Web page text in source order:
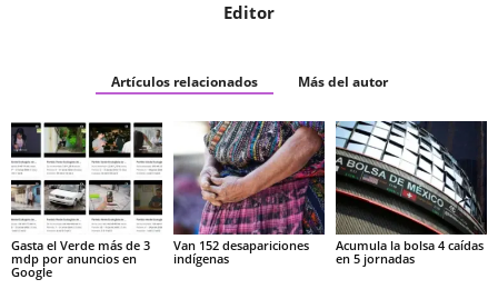
Editor
Artículos relacionados Más del autor
Gasta el Verde más de 3
mdp por anuncios en
Google
Van 152 desapariciones
indígenas
Acumula la bolsa 4 caídas
en 5 jornadas